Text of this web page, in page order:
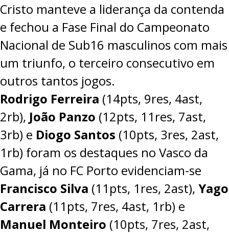
Cristo manteve a liderança da contenda
e fechou a Fase Final do Campeonato
Nacional de Sub16 masculinos com mais
um triunfo, o terceiro consecutivo em
outros tantos jogos.
Rodrigo Ferreira (14pts, 9res, 4ast,
2rb), João Panzo (12pts, 11res, 7ast,
3rb) e Diogo Santos (10pts, 3res, 2ast,
1rb) foram os destaques no Vasco da
Gama, já no FC Porto evidenciam-se
Francisco Silva (11pts, 1res, 2ast), Yago
Carrera (11pts, 7res, 4ast, 1rb) e
Manuel Monteiro (10pts, 7res, 2ast,